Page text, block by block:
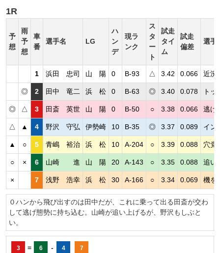
1R
予
想
雨
予
想
車
番
選手名 LG
ハ
ン
デ
現ラ
ンク
ス
タ
ー
ト
試走
タイ
ム
試走
偏差
選手
1 浜田 忠司 山 陽 0 B-93 △ 3.42 0.066 近況
◎ 2 田中 竜二 浜 松 0 B-63 ◎ 3.40 0.078 ト
◎ △ 3 田斎 英世 山 陽 0 B-50 ○ 3.38 0.066 逃げ
△ ▲ 4 野沢 守弘 伊勢崎 10 B-35 ◎ 3.37 0.089 イン
▲ ○ 5 青嶋 裕治 浜 松 10 A-204 ○ 3.39 0.088 穴党
○ × 6 山崎 進 山 陽 20 A-143 ○ 3.35 0.088 追い
× 7 浅野 浩幸 浜 松 30 A-166 ○ 3.34 0.069 機を
０ハンから飛び出すのは田中だが、これに乗って出る田斎が交わ
して逃げ態勢に持ち込む。山崎が追い上げるが、野沢もしぶと
い。
3 = 6 - 4 7